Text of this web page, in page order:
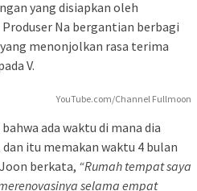
yang disiapkan oleh
Produser Na bergantian berbagi
menonjolkan rasa terima
V.
YouTube.com/Channel Fullmoon
ada waktu di mana dia
itu memakan waktu 4 bulan
berkata, “Rumah tempat saya
selama empat